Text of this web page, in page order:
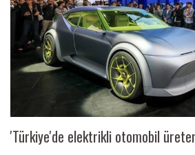
'Türkiye'de elektrikli otomobil